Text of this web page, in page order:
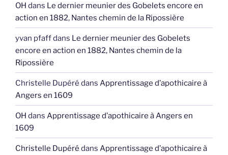
OH dans Le dernier meunier des Gobelets encore en
action en 1882, Nantes chemin de la Ripossière
yvan pfaffdans Le dernier meunier des Gobelets
encore en action en 1882, Nantes chemin de la
Ripossière
Christelle Dupéré dans Apprentissage d’apothicaire à
Angers en 1609
OH dans Apprentissage d’apothicaire à Angers en
1609
Christelle Dupéré dans Apprentissage d’apothicaire à